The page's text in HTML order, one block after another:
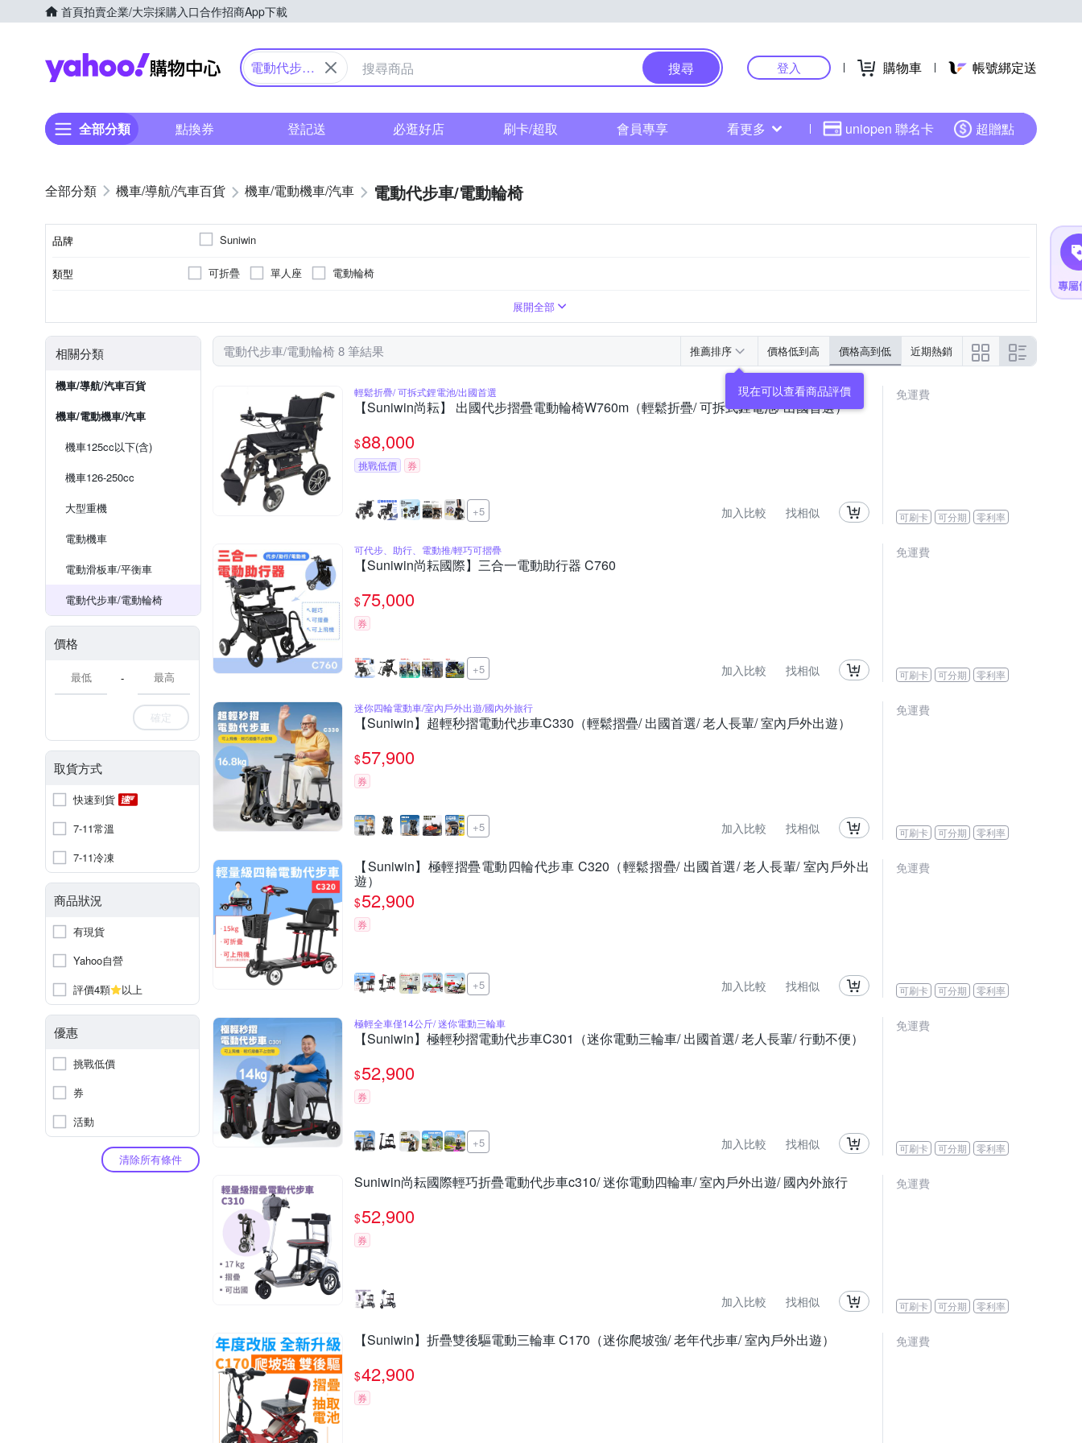
首頁拍賣企業/大宗採購入口合作招商App下載
Yahoo購物中心
電動代步車/
搜尋 登入 購物車 帳號綁定送
全部分類 點換券 登記送 必逛好店 刷卡/超取 會員專享 看更多 uniopen 聯名卡 超贈點
機車/導航/汽車百貨 機車/電動機車/汽車 電動代步車/電動輪椅
品牌 Suniwin
類型 可折疊 單人座 電動輪椅
展開全部
相關分類
機車/導航/汽車百貨
機車/電動機車/汽車
機車125cc以下(含)
機車126-250cc
大型重機
電動機車
電動滑板車/平衡車
電動代步車/電動輪椅
價格
-
確定
取貨方式
快速到貨
7-11常溫
7-11冷凍
商品狀況
有現貨
Yahoo自營
評價4顆
以上
優惠
挑戰低價
券
活動
清除所有條件
電動代步車/電動輪椅 8 筆結果 推薦排序 價格低到高 價格高到低 近期熱銷
現在可以查看商品評價
輕鬆折疊/ 可拆式鋰電池/出國首選
【Suniwin尚耘】 出國代步摺疊電動輪椅W760m（輕鬆折疊/ 可拆式鋰電池/ 出國首選）
$88,000
挑戰低價 券
+5 加入比較 找相似
免運費
可刷卡 可分期 零利率
可代步、助行、電動推/輕巧可摺疊
【Suniwin尚耘國際】三合一電動助行器 C760
$75,000
券
+5 加入比較 找相似
免運費
可刷卡 可分期 零利率
迷你四輪電動車/室內戶外出遊/國內外旅行
【Suniwin】超輕秒摺電動代步車C330（輕鬆摺疊/ 出國首選/ 老人長輩/ 室內戶外出遊）
$57,900
券
+5 加入比較 找相似
免運費
可刷卡 可分期 零利率
【Suniwin】極輕摺疊電動四輪代步車 C320（輕鬆摺疊/ 出國首選/ 老人長輩/ 室內戶外出
遊）
$52,900
券
+5 加入比較 找相似
免運費
可刷卡 可分期 零利率
極輕全車僅14公斤/ 迷你電動三輪車
【Suniwin】極輕秒摺電動代步車C301（迷你電動三輪車/ 出國首選/ 老人長輩/ 行動不便）
$52,900
券
+5 加入比較 找相似
免運費
可刷卡 可分期 零利率
Suniwin尚耘國際輕巧折疊電動代步車c310/ 迷你電動四輪車/ 室內戶外出遊/ 國內外旅行
$52,900
券
加入比較 找相似
免運費
可刷卡 可分期 零利率
【Suniwin】折疊雙後驅電動三輪車 C170（迷你爬坡強/ 老年代步車/ 室內戶外出遊）
$42,900
券
免運費